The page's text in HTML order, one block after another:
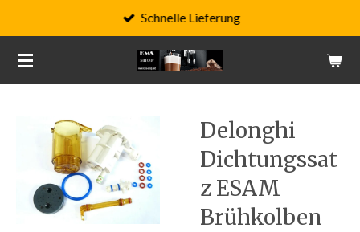
Hauptinhalt
springen
Schnelle Lieferung
Delonghi
Dichtungssat
z ESAM
Brühkolben